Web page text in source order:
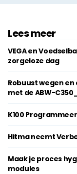
Lees meer
VEGA en
zorgeloze dag
Robuust wegen
met de ABW-
K100
Hitma neemt
Maak je proces
modules